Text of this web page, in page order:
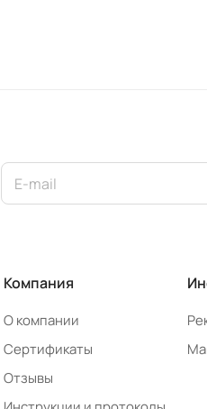
Компания
О компании
Сертификаты
Отзывы